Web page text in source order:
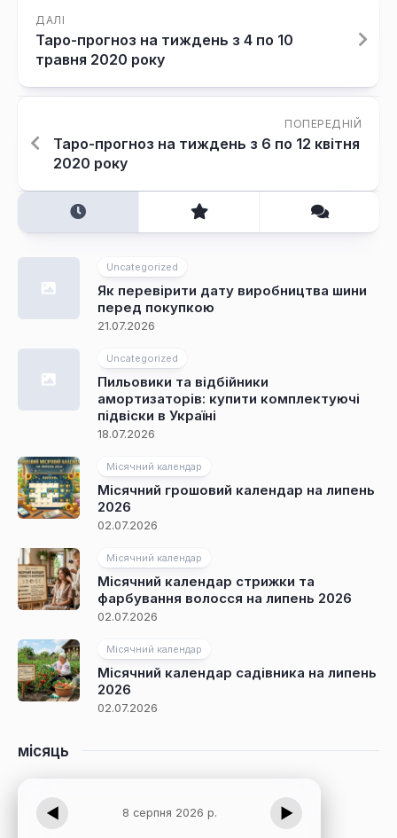
ДАЛІ
Таро-прогноз на тиждень з 4 по 10
травня 2020 року
ПОПЕРЕДНІЙ
Таро-прогноз на тиждень з 6 по 12 квітня
2020 року
Uncategorized
Як перевірити дату виробництва шини
перед покупкою
21.07.2026
Uncategorized
Пильовики та відбійники
амортизаторів: купити комплектуючі
підвіски в Україні
18.07.2026
Місячний календар
Місячний грошовий календар на липень
2026
02.07.2026
Місячний календар
Місячний календар стрижки та
фарбування волосся на липень 2026
02.07.2026
Місячний календар
Місячний календар садівника на липень
2026
02.07.2026
місяць
◀ 8 серпня 2026 р. ▶